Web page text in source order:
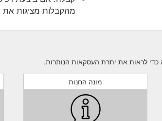
מהקבלות מציגות
מונה החנות